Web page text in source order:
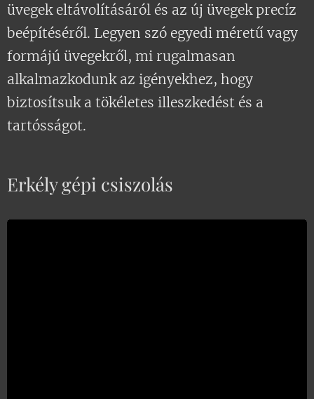
üvegek eltávolításáról és az új üvegek precíz
beépítéséről. Legyen szó egyedi méretű vagy
formájú üvegekről, mi rugalmasan
alkalmazkodunk az igényekhez, hogy
biztosítsuk a tökéletes illeszkedést és a
tartósságot.
Erkély gépi csiszolás